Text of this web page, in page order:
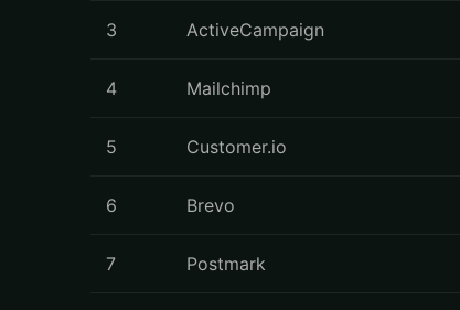
3 ActiveCampaign
4 Mailchimp
5 Customer.io
6 Brevo
7 Postmark